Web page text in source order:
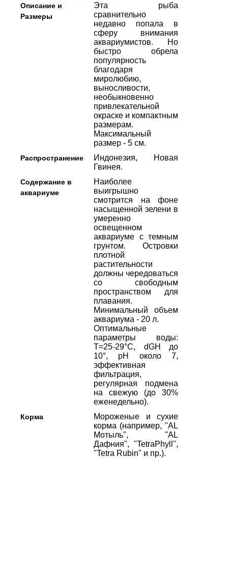
Описание и
Размеры
Эта рыба
сравнительно
недавно попала в
сферу внимания
аквариумистов. Но
быстро обрела
популярность
благодаря
миролюбию,
выносливости,
необыкновенно
привлекательной
окраске и компактным
размерам.
Максимальный
размер - 5 см.
Распространение
Индонезия, Новая
Гвинея.
Содержание в
аквариуме
Наиболее
выигрышно
смотрится на фоне
насыщенной зелени в
умеренно
освещенном
аквариуме с темным
грунтом. Островки
плотной
растительности
должны чередоваться
со свободным
пространством для
плавания.
Минимальный объем
аквариума - 20 л.
Оптимальные
параметры воды:
Т=25-29°С, dGH до
10°, рН около 7,
эффективная
фильтрация,
регулярная подмена
на свежую (до 30%
еженедельно).
Корма
Мороженые и сухие
корма (например, "AL
Мотыль", "AL
Дафния", "TetraPhyll",
"Tetra Rubin" и пр.).